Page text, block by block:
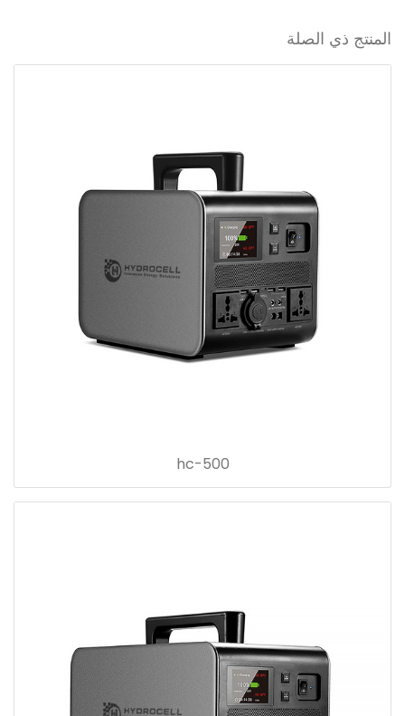
المنتج ذي الصلة
hc-500